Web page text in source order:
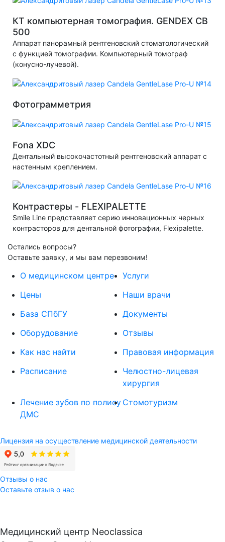
КT компьютерная томография. GENDEX CB
500
Аппарат панорамный рентгеновский стоматологический
с функцией томографии. Компьютерный томограф
(конусно-лучевой).
Фотограмметрия
Fona XDC
Дентальный высокочастотный рентгеновский аппарат с
настенным креплением.
Контрастеры - FLEXIPALETTE
Smile Line представляет серию инновационных черных
контрасторов для дентальной фотографии, Flexipalette.
Остались вопросы?
Оставьте заявку, и мы вам перезвоним!
О медицинском центре
Услуги
Цены
Наши врачи
База СПбГУ
Документы
Оборудование
Отзывы
Как нас найти
Правовая информация
Расписание
Челюстно-лицевая
хирургия
Лечение зубов по полису
ДМС
Стомотуризм
Лицензия на осуществление медицинской деятельности
Отзывы о нас
Оставьте отзыв о нас
Медицинский центр Neoclassica